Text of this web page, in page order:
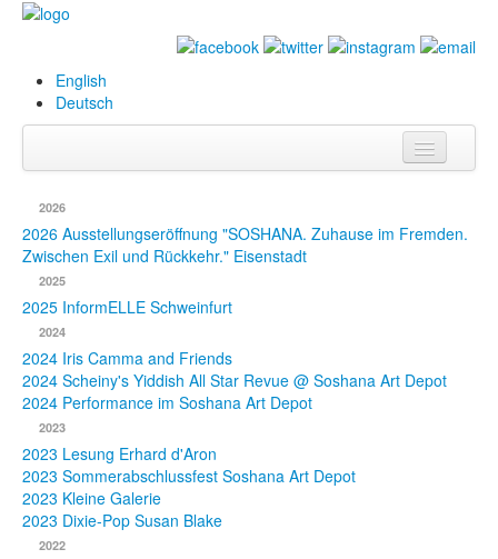
English
Deutsch
Biografie
Ausstellungen
& Projekte
Presse
2026
2026 Ausstellungseröffnung "SOSHANA. Zuhause im Fremden.
Zwischen Exil und Rückkehr." Eisenstadt
2025
2025 InformELLE Schweinfurt
2024
2024 Iris Camma and Friends
2024 Scheiny's Yiddish All Star Revue @ Soshana Art Depot
2024 Performance im Soshana Art Depot
2023
2023 Lesung Erhard d'Aron
2023 Sommerabschlussfest Soshana Art Depot
2023 Kleine Galerie
2023 Dixie-Pop Susan Blake
2022